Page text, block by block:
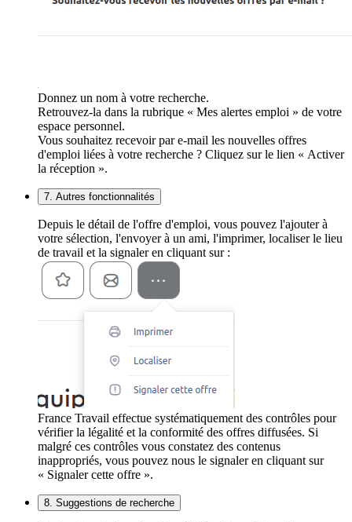
Donnez un nom à votre recherche.
Retrouvez-la dans la rubrique « Mes alertes emploi » de votre
espace personnel.
Vous souhaitez recevoir par e-mail les nouvelles offres
d'emploi liées à votre recherche ? Cliquez sur le lien « Activer
la réception ».
7. Autres fonctionnalités
Depuis le détail de l'offre d'emploi, vous pouvez l'ajouter à
votre sélection, l'envoyer à un ami, l'imprimer, localiser le lieu
de travail et la signaler en cliquant sur :
France Travail effectue systématiquement des contrôles pour
vérifier la légalité et la conformité des offres diffusées. Si
malgré ces contrôles vous constatez des contenus
inappropriés, vous pouvez nous le signaler en cliquant sur
« Signaler cette offre ».
8. Suggestions de recherche